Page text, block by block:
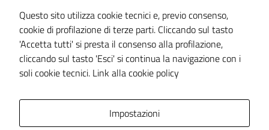
Cookie Policy
Note legali
Dichiarazione di accessibilità
Piano di miglioramento del sito
Questo sito utilizza cookie tecnici e, previo consenso,
cookie di profilazione di terze parti. Cliccando sul tasto
'Accetta tutti' si presta il consenso alla profilazione,
cliccando sul tasto 'Esci' si continua la navigazione con i
soli cookie tecnici. Link alla cookie policy
Impostazioni
essere
disabilitati.
Questi cookie
non raccolgono
informazioni